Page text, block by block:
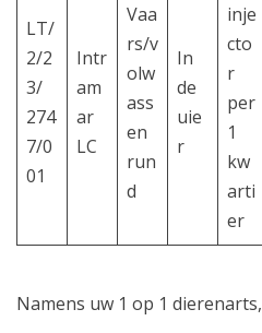
LT/
2/2
3/
274
7/0
01
Intr
am
ar
LC
Vaa
rs/v
olw
ass
en
run
d
In
de
uie
r
inje
cto
r
per
1
kw
arti
er
Namens uw 1 op 1 dierenarts,